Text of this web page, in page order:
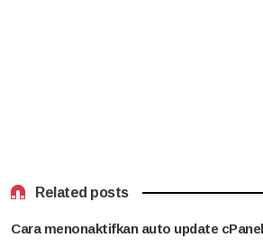
Related posts
Cara menonaktifkan auto update cPanel